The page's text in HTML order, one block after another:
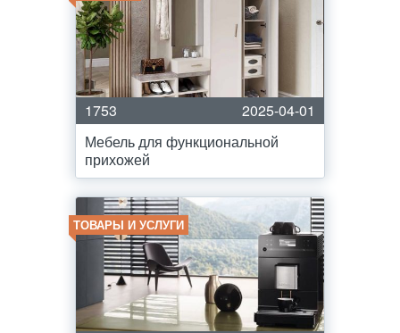
1753
2025-04-01
Мебель для функциональной
прихожей
ТОВАРЫ И УСЛУГИ